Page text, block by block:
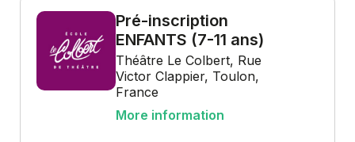
Pré-inscription
ENFANTS (7-11 ans)
Théâtre Le Colbert, Rue
Victor Clappier, Toulon,
France
More information